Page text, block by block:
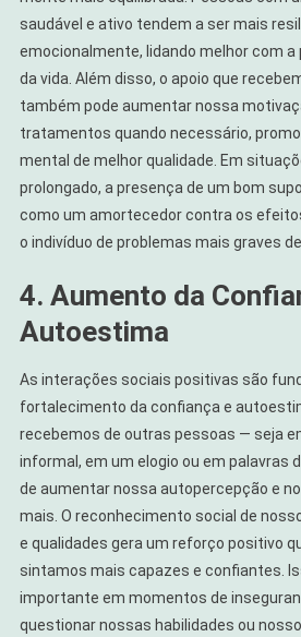
saudável e ativo tendem a ser mais
emocionalmente, lidando melhor com
da vida. Além disso, o apoio que
também pode aumentar nossa
tratamentos quando necessário,
mental de melhor qualidade. Em
prolongado, a presença de um bom
como um amortecedor contra os
o indivíduo de problemas mais graves
4. Aumento da
Autoestima
As interações sociais positivas são
fortalecimento da confiança e
recebemos de outras pessoas — seja
informal, em um elogio ou em palavras
de aumentar nossa autopercepção e
mais. O reconhecimento social de
e qualidades gera um reforço positivo
sintamos mais capazes e confiantes.
importante em momentos de
questionar nossas habilidades ou